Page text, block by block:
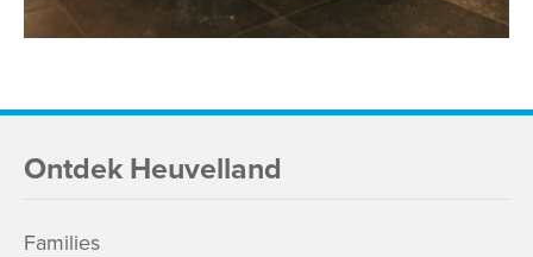
Ontdek Heuvelland
Families